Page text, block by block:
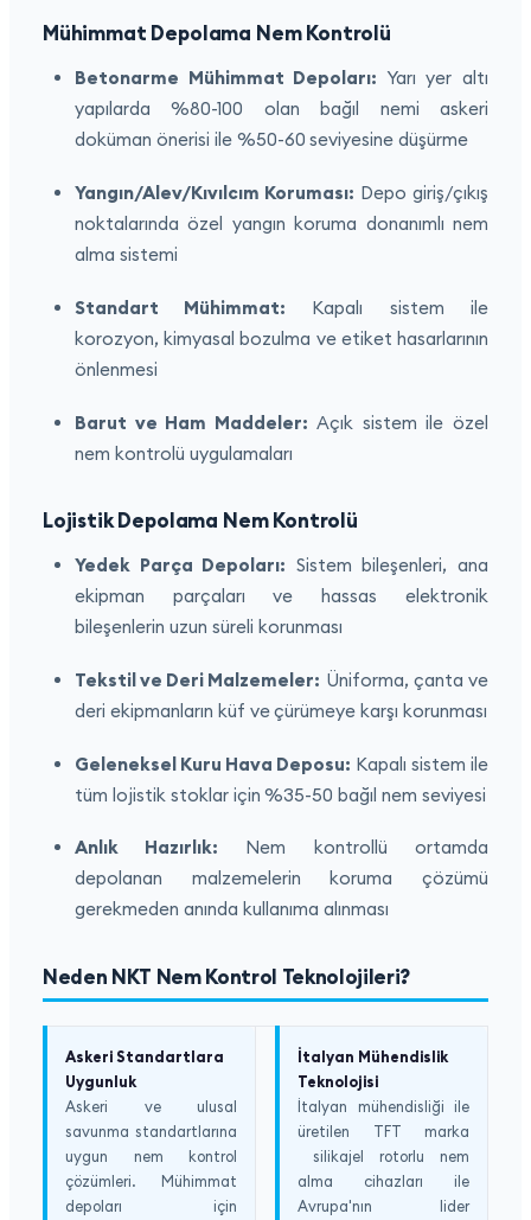
Mühimmat Depolama Nem Kontrolü
Betonarme Mühimmat Depoları: Yarı yer altı
yapılarda %80-100 olan bağıl nemi askeri
doküman önerisi ile %50-60 seviyesine düşürme
Yangın/Alev/Kıvılcım Koruması: Depo giriş/çıkış
noktalarında özel yangın koruma donanımlı nem
alma sistemi
Standart Mühimmat: Kapalı sistem ile
korozyon, kimyasal bozulma ve etiket hasarlarının
önlenmesi
Barut ve Ham Maddeler: Açık sistem ile özel
nem kontrolü uygulamaları
Lojistik Depolama Nem Kontrolü
Yedek Parça Depoları: Sistem bileşenleri, ana
ekipman parçaları ve hassas elektronik
bileşenlerin uzun süreli korunması
Tekstil ve Deri Malzemeler: Üniforma, çanta ve
deri ekipmanların küf ve çürümeye karşı korunması
Geleneksel Kuru Hava Deposu: Kapalı sistem ile
tüm lojistik stoklar için %35-50 bağıl nem seviyesi
Anlık Hazırlık: Nem kontrollü ortamda
depolanan malzemelerin koruma çözümü
gerekmeden anında kullanıma alınması
Neden NKT Nem Kontrol Teknolojileri?
Askeri Standartlara
Uygunluk
Askeri ve ulusal
savunma standartlarına
uygun nem kontrol
çözümleri. Mühimmat
depoları için
İtalyan Mühendislik
Teknolojisi
İtalyan mühendisliği ile
üretilen TFT marka
silikajel rotorlu nem
alma cihazları ile
Avrupa'nın lider